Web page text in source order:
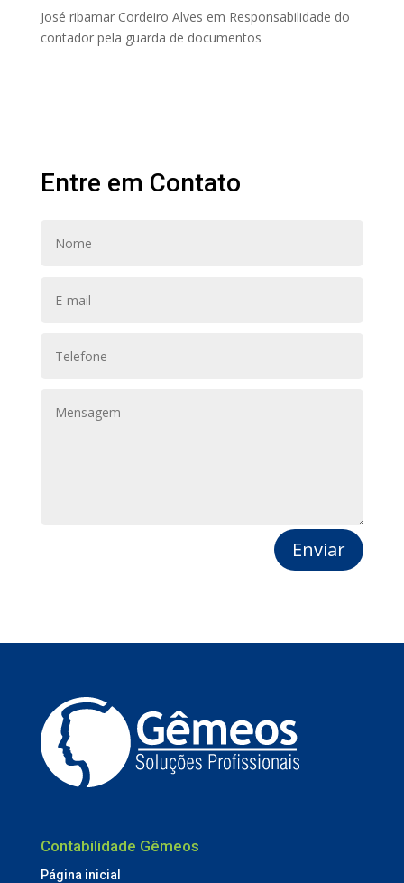
José ribamar Cordeiro Alves em Responsabilidade do
contador pela guarda de documentos
Entre em Contato
Enviar
Contabilidade Gêmeos
Página inicial